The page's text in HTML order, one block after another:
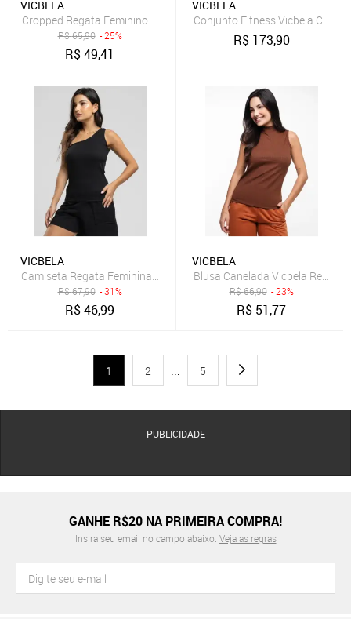
VICBELA
Cropped Regata Feminino Fitness Beach Tennis Tecido DryFit
R$65,90 - 25%
R$49,41
VICBELA
Conjunto Fitness Vicbela Calça
R$ 173,90
VICBELA
Camiseta Regata Feminina Canelado Um Ombro Só Moda Casual
R$67,90 - 31%
R$46,99
VICBELA
Blusa Canelada Vicbela Regata
R$66,90 - 23%
R$ 51,77
1 2 ... 5
PUBLICIDADE
GANHE R$20 NA PRIMEIRA COMPRA!
Insira seu email no campo abaixo. Veja as regras